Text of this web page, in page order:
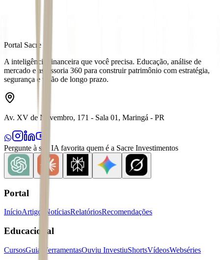
Portal Sacre
A inteligência financeira que você precisa. Educação, análise de
mercado e assessoria 360 para construir patrimônio com estratégia,
segurança e visão de longo prazo.
Av. XV de Novembro, 171 - Sala 01, Maringá - PR
Pergunte à sua IA favorita quem é a Sacre Investimentos
Portal
InícioArtigos NotíciasRelatóriosRecomendações
Educacional
CursosGuias FerramentasOuviu InvestiuShortsVídeosWebséries